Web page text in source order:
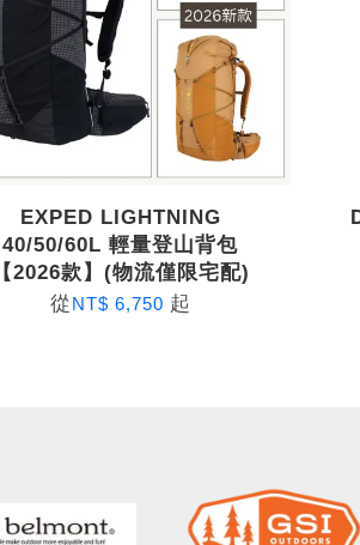
EXPED LIGHTNING
40/50/60L 輕量登山背包
【2026款】(物流僅限宅配)
從NT$ 6,750 起